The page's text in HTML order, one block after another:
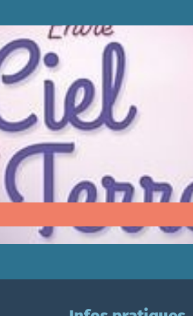
ENTRE CIEL ET